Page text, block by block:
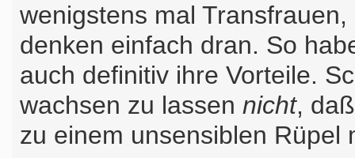
wenigstens mal
denken einfach dran. So
auch definitiv ihre Vorteile.
wachsen zu lassen nicht,
zu einem unsensiblen Rüpel